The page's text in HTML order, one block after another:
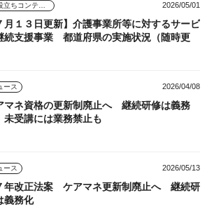
お役立ちコンテンツ 2026/05/01
月１３日更新】介護事業所等に対するサービ
続支援事業 都道府県の実施状況（随時更
ース 2026/04/08
マネ資格の更新制廃止へ 継続研修は義務
未受講には業務禁止も
ース 2026/05/13
年改正法案 ケアマネ更新制廃止へ 継続研
義務化